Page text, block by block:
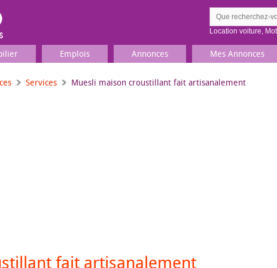
Location voiture,
Emplois Annonces Mes Annonces
Services Muesli maison croustillant fait artisanalement
fait artisanalement